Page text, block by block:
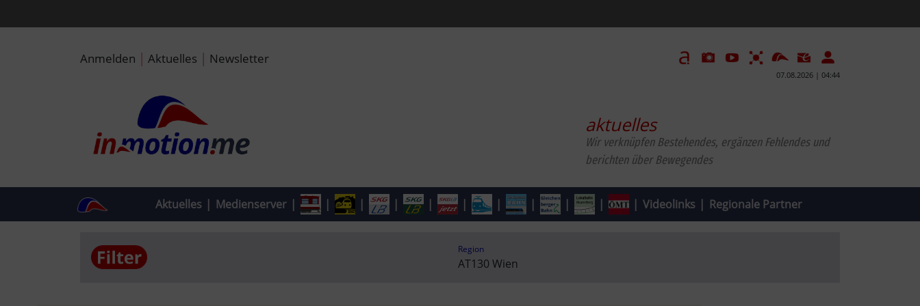
Anmelden | Aktuelles | Newsletter
07.08.2026 | 04:44
aktuelles
Wir verknüpfen Bestehendes, ergänzen Fehlendes und
berichten über Bewegendes
Aktuelles | Medienserver | | | | | | | | | | | Videolinks | Regionale Partner
Region
AT130 Wien